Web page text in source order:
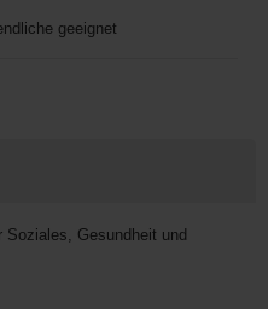
geeignet
Gesundheit und